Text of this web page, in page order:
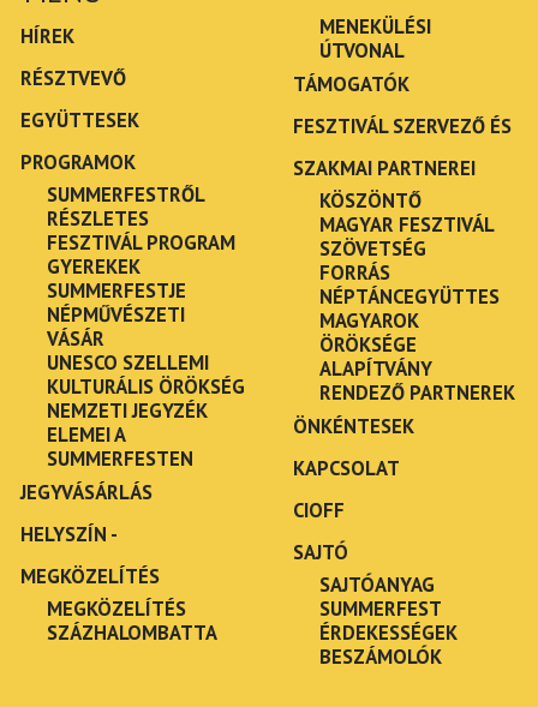
HÍREK
RÉSZTVEVŐ
EGYÜTTESEK
PROGRAMOK
SUMMERFESTRŐL
RÉSZLETES
FESZTIVÁL PROGRAM
GYEREKEK
SUMMERFESTJE
NÉPMŰVÉSZETI
VÁSÁR
UNESCO SZELLEMI
KULTURÁLIS ÖRÖKSÉG
NEMZETI JEGYZÉK
ELEMEI A
SUMMERFESTEN
JEGYVÁSÁRLÁS
HELYSZÍN -
MEGKÖZELÍTÉS
MEGKÖZELÍTÉS
SZÁZHALOMBATTA
MENEKÜLÉSI
ÚTVONAL
TÁMOGATÓK
FESZTIVÁL SZERVEZŐ ÉS
SZAKMAI PARTNEREI
KÖSZÖNTŐ
MAGYAR FESZTIVÁL
SZÖVETSÉG
FORRÁS
NÉPTÁNCEGYÜTTES
MAGYAROK
ÖRÖKSÉGE
ALAPÍTVÁNY
RENDEZŐ PARTNEREK
ÖNKÉNTESEK
KAPCSOLAT
CIOFF
SAJTÓ
SAJTÓANYAG
SUMMERFEST
ÉRDEKESSÉGEK
BESZÁMOLÓK